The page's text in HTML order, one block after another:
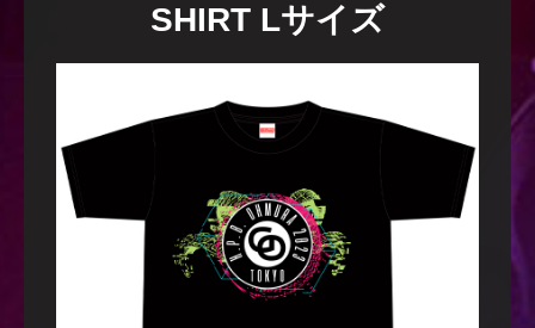
SHIRT Lサイズ